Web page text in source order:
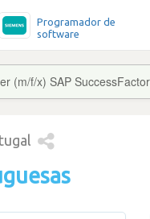
Programador de
software
(m/f/x) SAP